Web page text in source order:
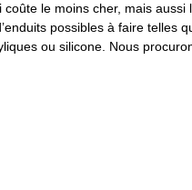
le moins cher, mais
possibles à faire
ou silicone. Nous